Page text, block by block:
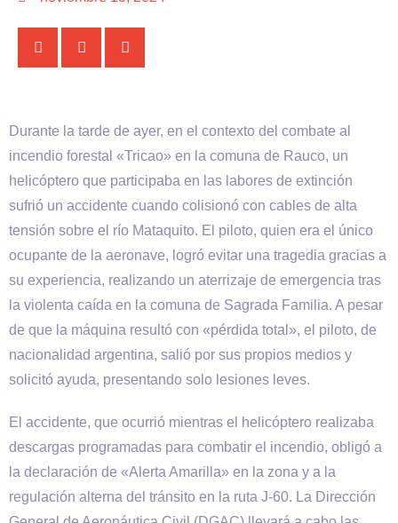
Durante la tarde de ayer, en el contexto del combate al
incendio forestal «Tricao» en la comuna de Rauco, un
helicóptero que participaba en las labores de extinción
sufrió un accidente cuando colisionó con cables de alta
tensión sobre el río Mataquito. El piloto, quien era el único
ocupante de la aeronave, logró evitar una tragedia gracias a
su experiencia, realizando un aterrizaje de emergencia tras
la violenta caída en la comuna de Sagrada Familia. A pesar
de que la máquina resultó con «pérdida total», el piloto, de
nacionalidad argentina, salió por sus propios medios y
solicitó ayuda, presentando solo lesiones leves.
El accidente, que ocurrió mientras el helicóptero realizaba
descargas programadas para combatir el incendio, obligó a
la declaración de «Alerta Amarilla» en la zona y a la
regulación alterna del tránsito en la ruta J-60. La Dirección